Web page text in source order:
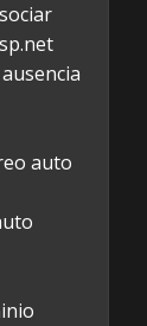
ausencia
auto